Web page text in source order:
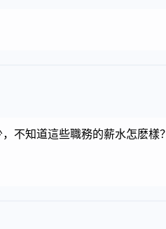
不知道這些職務的薪水怎麽樣？